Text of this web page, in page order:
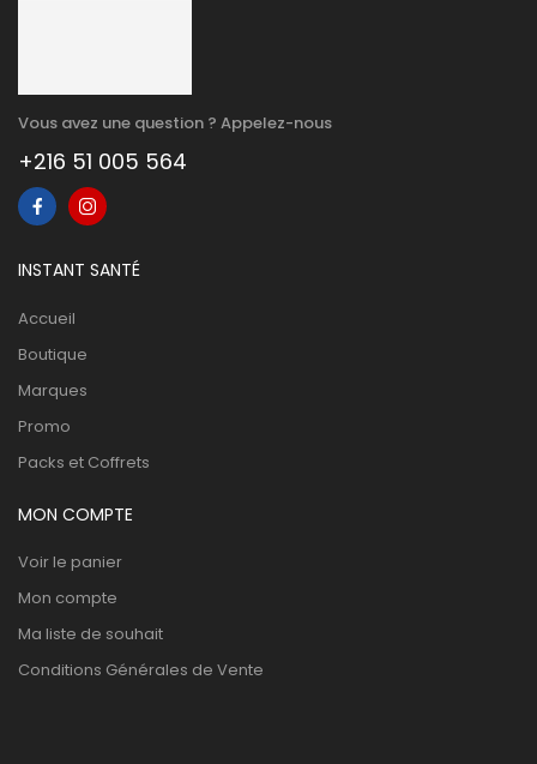
Vous avez une question ? Appelez-nous
+216 51 005 564
INSTANT SANTÉ
Accueil
Boutique
Marques
Promo
Packs et Coffrets
MON COMPTE
Voir le panier
Mon compte
Ma liste de souhait
Conditions Générales de Vente